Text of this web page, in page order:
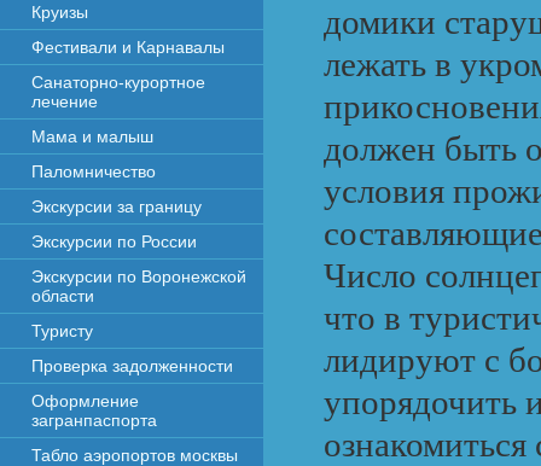
домики
лежать в
должен быть
условия
Число
что в
лидируют с
упорядочить
Круизы
Фестивали и Карнавалы
Санаторно-курортное
лечение
Мама и малыш
Паломничество
Экскурсии за границу
Экскурсии по России
Экскурсии по Воронежской
области
Туристу
Проверка задолженности
Оформление
загранпаспорта
Табло аэропортов москвы